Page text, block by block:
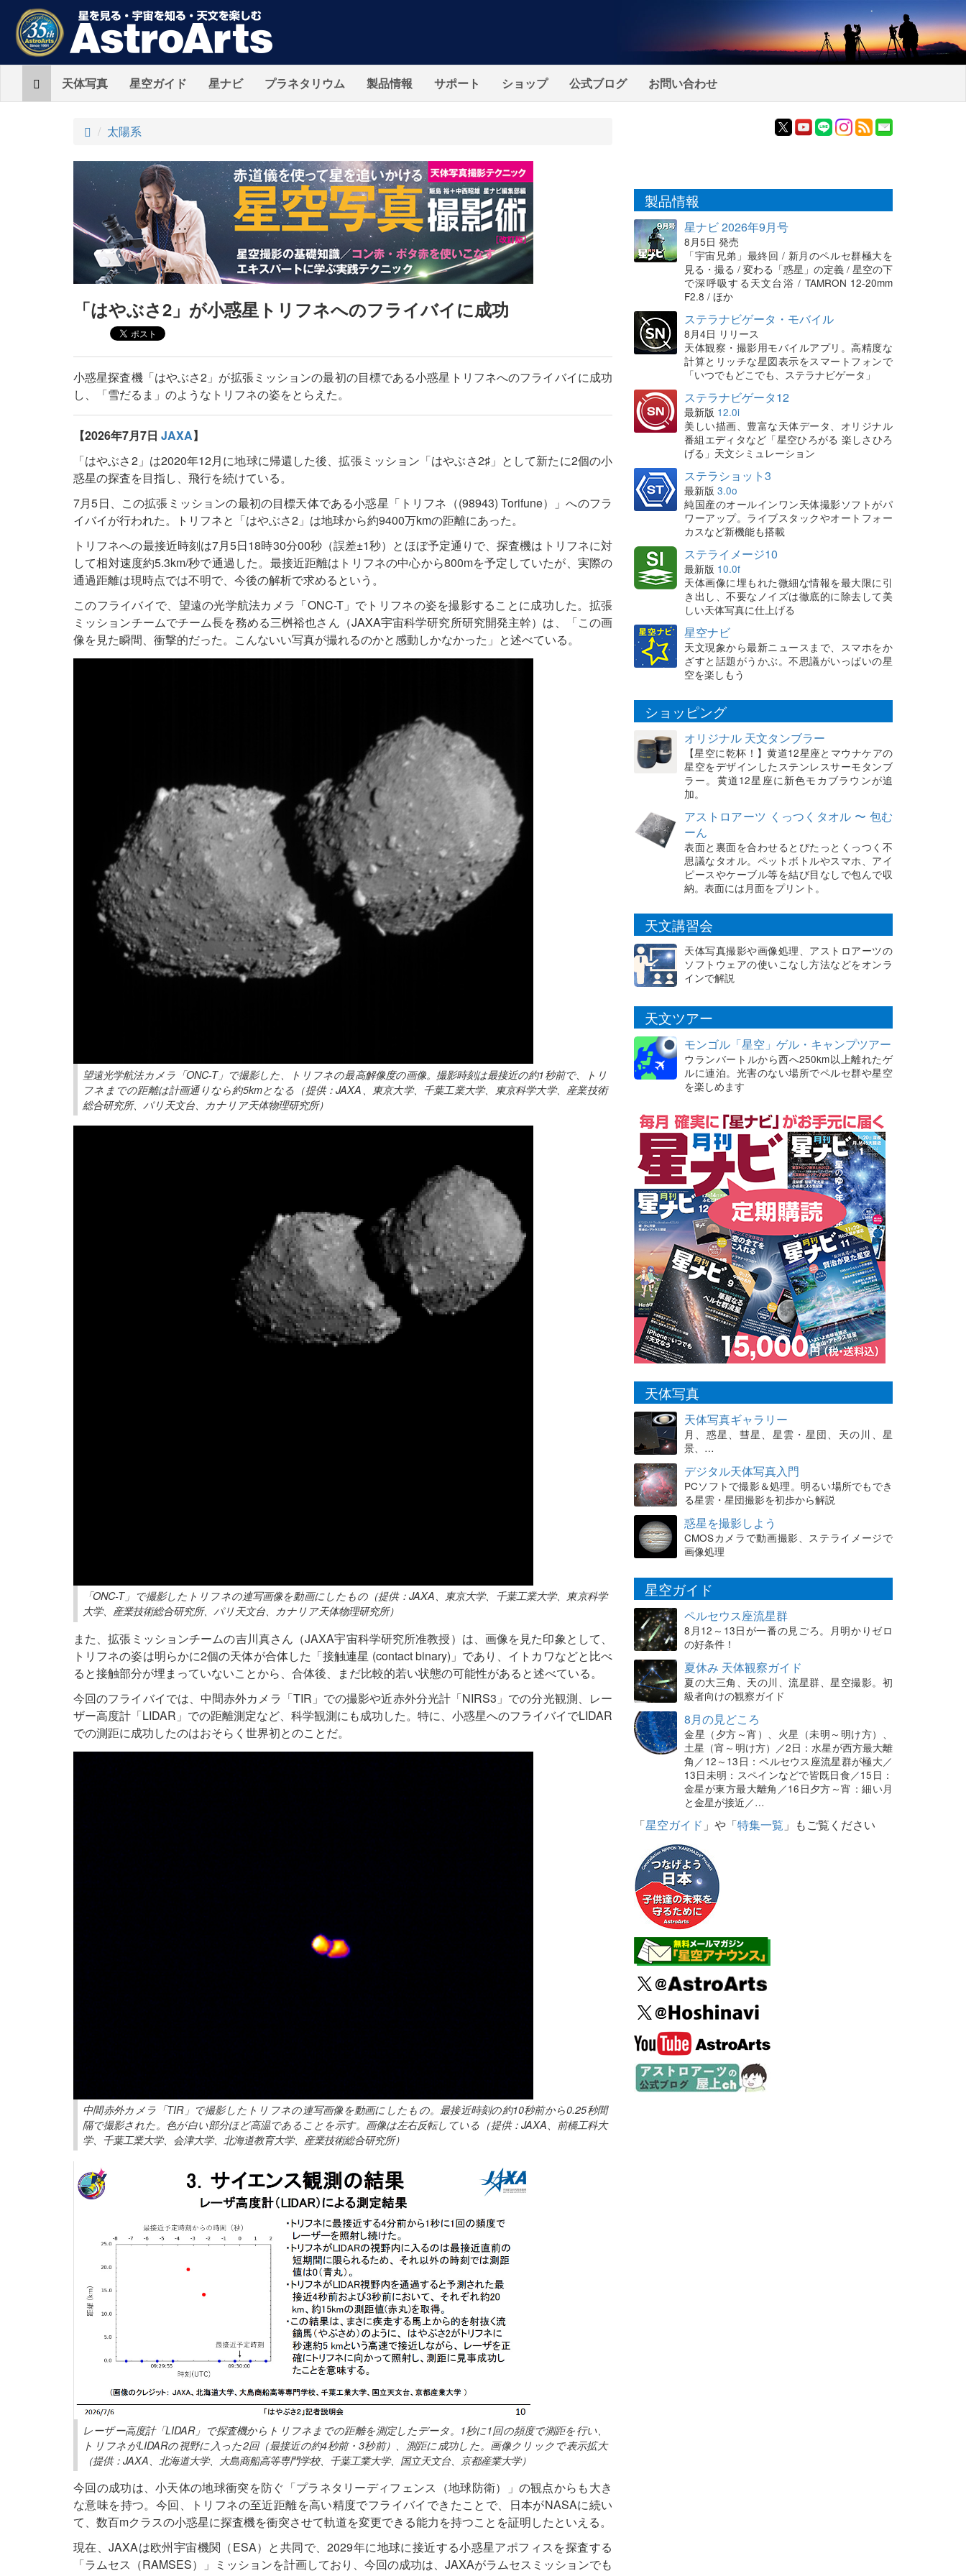
Home天体写真 星空ガイド 星ナビ プラネタリウム 製品情報 サポート ショップ 公式ブログ お問い合わせ
ト
プ
太陽系
「はやぶさ2」が小惑星トリフネへのフライバイに成功
小惑星探査機「はやぶさ2」が拡張ミッションの最初の目標である小惑星トリフネへのフライバイに成功
し、「雪だるま」のようなトリフネの姿をとらえた。
【2026年7月7日 JAXA】
「はやぶさ2」は2020年12月に地球に帰還した後、拡張ミッション「はやぶさ2♯」として新たに2個の小
惑星の探査を目指し、飛行を続けている。
7月5日、この拡張ミッションの最初の目標天体である小惑星「トリフネ（(98943) Torifune）」へのフラ
イバイが行われた。トリフネと「はやぶさ2」は地球から約9400万kmの距離にあった。
トリフネへの最接近時刻は7月5日18時30分00秒（誤差±1秒）とほぼ予定通りで、探査機はトリフネに対
して相対速度約5.3km/秒で通過した。最接近距離はトリフネの中心から800mを予定していたが、実際の
通過距離は現時点では不明で、今後の解析で求めるという。
このフライバイで、望遠の光学航法カメラ「ONC-T」でトリフネの姿を撮影することに成功した。拡張
ミッションチームでチーム長を務める三桝裕也さん（JAXA宇宙科学研究所研究開発主幹）は、「この画
像を見た瞬間、衝撃的だった。こんないい写真が撮れるのかと感動しかなかった」と述べている。
望遠光学航法カメラ「ONC-T」で撮影した、トリフネの最高解像度の画像。撮影時刻は最接近の約1秒前で、トリ
フネまでの距離は計画通りなら約5kmとなる（提供：JAXA、東京大学、千葉工業大学、東京科学大学、産業技術
総合研究所、パリ天文台、カナリア天体物理研究所）
「ONC-T」で撮影したトリフネの連写画像を動画にしたもの（提供：JAXA、東京大学、千葉工業大学、東京科学
大学、産業技術総合研究所、パリ天文台、カナリア天体物理研究所）
また、拡張ミッションチームの吉川真さん（JAXA宇宙科学研究所准教授）は、画像を見た印象として、
トリフネの姿は明らかに2個の天体が合体した「接触連星 (contact binary)」であり、イトカワなどと比べ
ると接触部分が埋まっていないことから、合体後、まだ比較的若い状態の可能性があると述べている。
今回のフライバイでは、中間赤外カメラ「TIR」での撮影や近赤外分光計「NIRS3」での分光観測、レー
ザー高度計「LIDAR」での距離測定など、科学観測にも成功した。特に、小惑星へのフライバイでLIDAR
での測距に成功したのはおそらく世界初とのことだ。
中間赤外カメラ「TIR」で撮影したトリフネの連写画像を動画にしたもの。最接近時刻の約10秒前から0.25秒間
隔で撮影された。色が白い部分ほど高温であることを示す。画像は左右反転している（提供：JAXA、前橋工科大
学、千葉工業大学、会津大学、北海道教育大学、産業技術総合研究所）
レーザー高度計「LIDAR」で探査機からトリフネまでの距離を測定したデータ。1秒に1回の頻度で測距を行い、
トリフネがLIDARの視野に入った2回（最接近の約4秒前・3秒前）、測距に成功した。画像クリックで表示拡大
（提供：JAXA、北海道大学、大島商船高等専門学校、千葉工業大学、国立天文台、京都産業大学）
今回の成功は、小天体の地球衝突を防ぐ「プラネタリーディフェンス（地球防衛）」の観点からも大き
な意味を持つ。今回、トリフネの至近距離を高い精度でフライバイできたことで、日本がNASAに続い
て、数百mクラスの小惑星に探査機を衝突させて軌道を変更できる能力を持つことを証明したといえる。
現在、JAXAは欧州宇宙機関（ESA）と共同で、2029年に地球に接近する小惑星アポフィスを探査する
「ラムセス（RAMSES）」ミッションを計画しており、今回の成功は、JAXAがラムセスミッションでも
製品情報
星ナビ 2026年9月号
8月5日 発売
「宇宙兄弟」最終回 / 新月のペルセ群極大を
見る・撮る / 変わる「惑星」の定義 / 星空の下
で深呼吸する天文台浴 / TAMRON 12-20mm
F2.8 / ほか
ステラナビゲータ・モバイル
8月4日 リリース
天体観察・撮影用モバイルアプリ。高精度な
計算とリッチな星図表示をスマートフォンで
「いつでもどこでも、ステラナビゲータ」
ステラナビゲータ12
最新版 12.0i
美しい描画、豊富な天体データ、オリジナル
番組エディタなど「星空ひろがる 楽しさひろ
げる」天文シミュレーション
ステラショット3
最新版 3.0o
純国産のオールインワン天体撮影ソフトがパ
ワーアップ。ライブスタックやオートフォー
カスなど新機能も搭載
ステライメージ10
最新版 10.0f
天体画像に埋もれた微細な情報を最大限に引
き出し、不要なノイズは徹底的に除去して美
しい天体写真に仕上げる
星空ナビ
天文現象から最新ニュースまで、スマホをか
ざすと話題がうかぶ。不思議がいっぱいの星
空を楽しもう
ショッピング
オリジナル 天文タンブラー
【星空に乾杯！】黄道12星座とマウナケアの
星空をデザインしたステンレスサーモタンブ
ラー。黄道12星座に新色モカブラウンが追
加。
アストロアーツ くっつくタオル 〜 包む
ーん
表面と裏面を合わせるとぴたっとくっつく不
思議なタオル。ペットボトルやスマホ、アイ
ピースやケーブル等を結び目なしで包んで収
納。表面には月面をプリント。
天文講習会
天体写真撮影や画像処理、アストロアーツの
ソフトウェアの使いこなし方法などをオンラ
インで解説
天文ツアー
モンゴル「星空」ゲル・キャンプツアー
ウランバートルから西へ250km以上離れたゲ
ルに連泊。光害のない場所でペルセ群や星空
を楽しめます
天体写真
天体写真ギャラリー
月、惑星、彗星、星雲・星団、天の川、星
景、…
デジタル天体写真入門
PCソフトで撮影＆処理。明るい場所でもでき
る星雲・星団撮影を初歩から解説
惑星を撮影しよう
CMOSカメラで動画撮影、ステライメージで
画像処理
星空ガイド
ペルセウス座流星群
8月12～13日が一番の見ごろ。月明かりゼロ
の好条件！
夏休み 天体観察ガイド
夏の大三角、天の川、流星群、星空撮影。初
級者向けの観察ガイド
8月の見どころ
金星（夕方～宵）、火星（未明～明け方）、
土星（宵～明け方）／2日：水星が西方最大離
角／12～13日：ペルセウス座流星群が極大／
13日未明：スペインなどで皆既日食／15日：
金星が東方最大離角／16日夕方～宵：細い月
と金星が接近／…
「星空ガイド 」や「特集一覧 」もご覧ください